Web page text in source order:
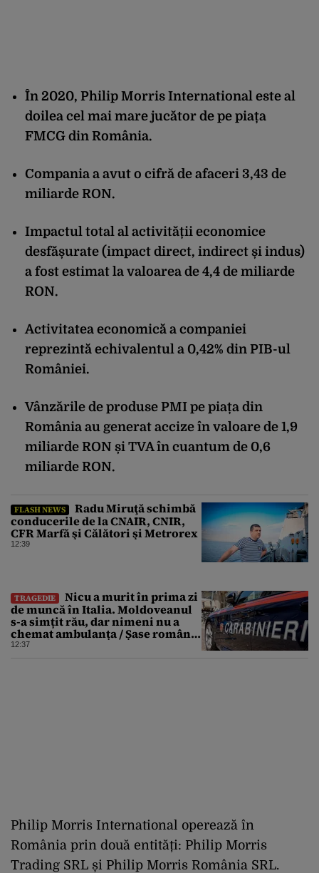
În 2020, Philip Morris International este al
doilea cel mai mare jucător de pe piața
FMCG din România.
Compania a avut o cifră de afaceri 3,43 de
miliarde RON.
Impactul total al activității economice
desfășurate (impact direct, indirect și indus)
a fost estimat la valoarea de 4,4 de miliarde
RON.
Activitatea economică a companiei
reprezintă echivalentul a 0,42% din PIB-ul
României.
Vânzările de produse PMI pe piața din
România au generat accize în valoare de 1,9
miliarde RON și TVA în cuantum de 0,6
miliarde RON.
FLASH NEWS
Radu Miruţă schimbă
conducerile de la CNAIR, CNIR,
CFR Marfă şi Călători şi Metrorex
12:39
TRAGEDIE
Nicu a murit în prima zi
de muncă în Italia. Moldoveanul
s-a simțit rău, dar nimeni nu a
chemat ambulanța / Șase români,
anchetați
12:37
Philip Morris International operează în
România prin două entități: Philip Morris
Trading SRL și Philip Morris România SRL.